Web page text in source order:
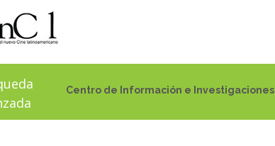
Centro de Información e Investigaciones